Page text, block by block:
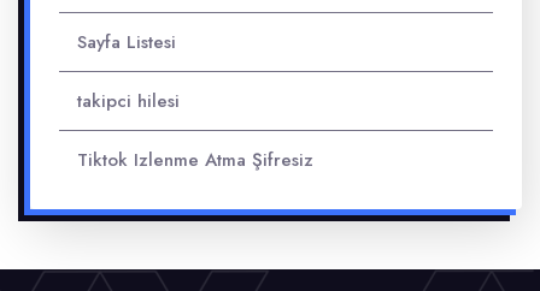
Sayfa Listesi
takipci hilesi
Tiktok Izlenme Atma Şifresiz